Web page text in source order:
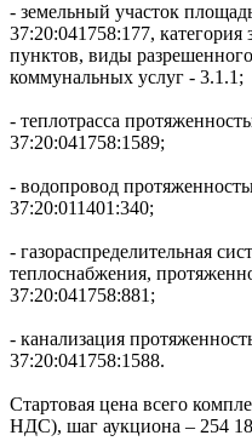
- земельный участок
37:20:041758:177,
пунктов, виды
коммунальных услуг - 3.1.1;
- теплотрасса
37:20:041758:1589;
- водопровод
37:20:011401:340;
- газораспределительная
теплоснабжения,
37:20:041758:881;
- канализация
37:20:041758:1588.
Стартовая цена всего
НДС), шаг аукциона – 254